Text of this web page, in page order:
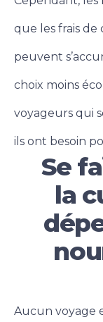
que les frais
peuvent
choix moins
voyageurs qui
ils ont besoin
Se
la
Aucun voyage